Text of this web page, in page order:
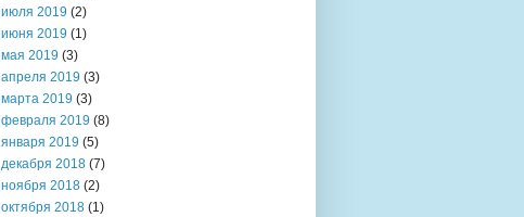
июля 2019 (2)
июня 2019 (1)
мая 2019 (3)
апреля 2019 (3)
марта 2019 (3)
февраля 2019 (8)
января 2019 (5)
декабря 2018 (7)
ноября 2018 (2)
октября 2018 (1)